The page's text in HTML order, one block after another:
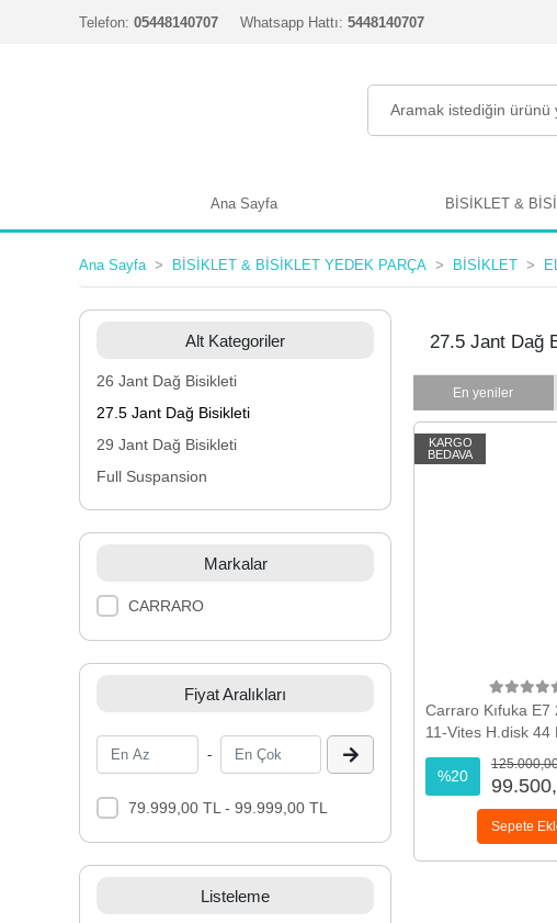
Telefon: 05448140707 Whatsapp Hattı: 5448140707
Ana Sayfa BİSİKLET &
Ana Sayfa BİSİKLET & BİSİKLET YEDEK PARÇA BİSİKLET
Alt Kategoriler
26 Jant Dağ Bisikleti
27.5 Jant Dağ Bisikleti
29 Jant Dağ Bisikleti
Full Suspansion
Markalar
CARRARO
Fiyat Aralıkları
-
79.999,00 TL - 99.999,00 TL
Listeleme
27.5 Jant Dağ
En yeniler
KARGO
BEDAVA
Carraro Kıfuka E7
11-Vites H.disk 44
Elektrik Destekli
%20
Sepete